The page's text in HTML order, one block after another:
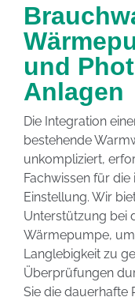
und
Anlagen
Die Integration
bestehende
unkompliziert,
Fachwissen für
Einstellung. Wir
Unterstützung bei
Wärmepumpe,
Langlebigkeit zu
Überprüfungen
Sie die dauerhafte